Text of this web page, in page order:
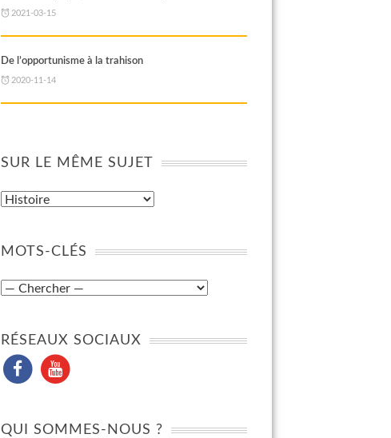
2021-03-15
De l’opportunisme à la trahison
2020-11-14
SUR LE MÊME SUJET
MOTS-CLÉS
RÉSEAUX SOCIAUX
QUI SOMMES-NOUS ?